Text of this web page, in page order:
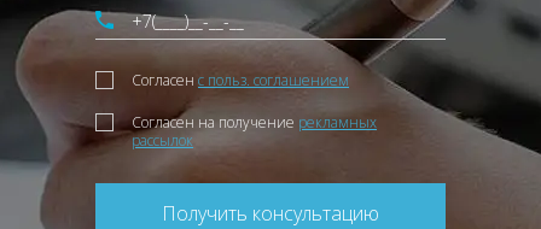
Согласен с польз. соглашением
Согласен на получение рекламных
рассылок
Получить консультацию